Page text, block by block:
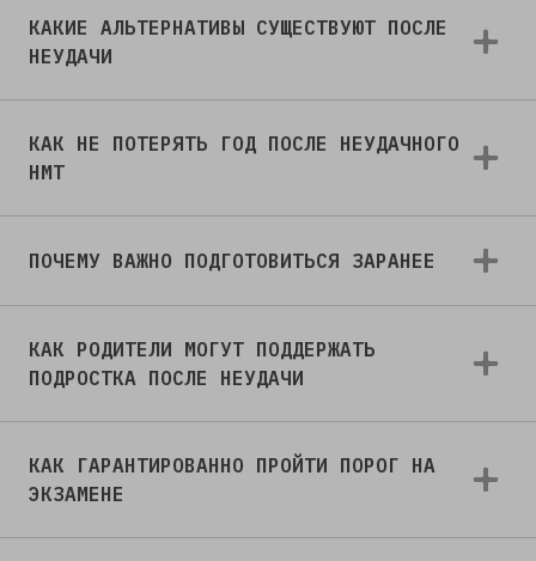
КАКИЕ АЛЬТЕРНАТИВЫ СУЩЕСТВУЮТ ПОСЛЕ
НЕУДАЧИ
КАК НЕ ПОТЕРЯТЬ ГОД ПОСЛЕ НЕУДАЧНОГО
НМТ
ПОЧЕМУ ВАЖНО ПОДГОТОВИТЬСЯ ЗАРАНЕЕ
КАК РОДИТЕЛИ МОГУТ ПОДДЕРЖАТЬ
ПОДРОСТКА ПОСЛЕ НЕУДАЧИ
КАК ГАРАНТИРОВАННО ПРОЙТИ ПОРОГ НА
ЭКЗАМЕНЕ